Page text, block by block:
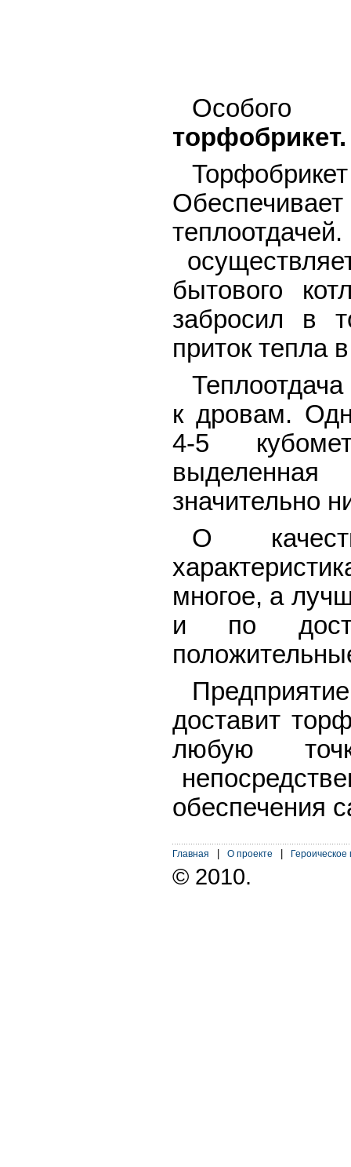
Особого
торфобрикет.
бытового
забросил в
приток
к дровам.
4-5
значительно
О
многое, а
и по
доставит
любую
обеспечения
Главная О проекте
© 2010.